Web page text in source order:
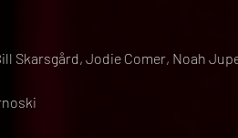
Skarsgård, Jodie Comer, Noah